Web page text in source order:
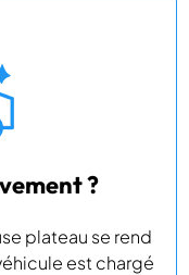
?
plateau se rend
est chargé